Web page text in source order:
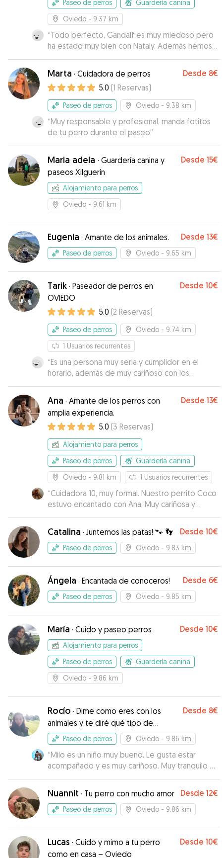
Paseo de perros
Guardería canina
Oviedo - 9.37 km
“Todo perfecto, Gandalf es muy miedoso pero
ha estado muy bien con Nataly. Además hemos
estado en contacto y me ha mantenido
informado en todo momento. Gracias!! ”
Marta · Cuidadora de perros Desde 8€
5.0 (1 Reservas)
Paseo de perros Oviedo - 9.38 km
“Muy responsable y profesional, manda fotitos
de tu perro durante el paseo”
Maria adela · Guardería canina y
paseos Xilguerín
Desde 15€
Alojamiento para perros
Oviedo - 9.61 km
Eugenia · Amante de los animales. Desde 13€
Paseo de perros Oviedo - 9.65 km
Tarik · Paseador de perros en
OVIEDO
Desde 10€
5.0 (2 Reservas)
Paseo de perros Oviedo - 9.74 km
1 Usuarios recurrentes
“Es una persona muy seria y cumplidor en el
horario, además de muy cariñoso con los
animales. Se ve que es vocacional, Xena mi
perrita lo adora. Absolutamente
recomendable!!.”
Ana · Amante de los perros con
amplia experiencia.
Desde 13€
5.0 (3 Reservas)
Alojamiento para perros
Paseo de perros
Guardería canina
Oviedo - 9.81 km 1 Usuarios recurrentes
“Cuidadora 10, muy formal. Nuestro perrito Coco
estuvo encantado con Ana. Muy cariñosa y
atenta. Nos enviaba videos y fotos. Sin duda
repetiremos porque hemos quedado
encantados. ♥️”
Catalina · Juntemos las patas! 🐾 👣 Desde 10€
Paseo de perros Oviedo - 9.83 km
Ángela · Encantada de conoceros! Desde 6€
Paseo de perros Oviedo - 9.85 km
María · Cuido y paseo perros Desde 10€
Alojamiento para perros
Paseo de perros
Guardería canina
Oviedo - 9.86 km
Rocío · Dime como eres con los
animales y te diré qué tipo de
persona eres
Desde 8€
Paseo de perros Oviedo - 9.86 km
“Milo es un niño muy bueno. Le gusta estar
acompañado y es muy cariñoso. Muy tranquilo y
noble. Nos hicimos amigos muy rápido”
Nuannit · Tu perro con mucho amor Desde 12€
Paseo de perros Oviedo - 9.86 km
Lucas · Cuido y mimo a tu perro
como en casa – Oviedo
Desde 10€